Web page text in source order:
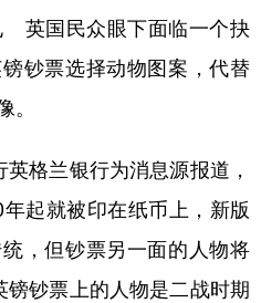
量子 体育
健康 军事
金融 汽车
信息化 数字经济
银龄 溯源中国
国民众眼下面临一个抉
钞票选择动物图案，代替
格兰银行为消息源报道，
起就被印在纸币上，新版
，但钞票另一面的人物将
钞票上的人物是二战时期